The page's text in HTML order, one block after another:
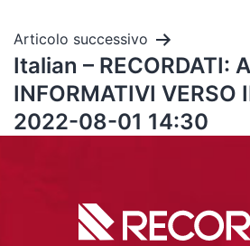
Articolo successivo
Italian – RECORDATI:
INFORMATIVI VERSO
2022-08-01 14:30